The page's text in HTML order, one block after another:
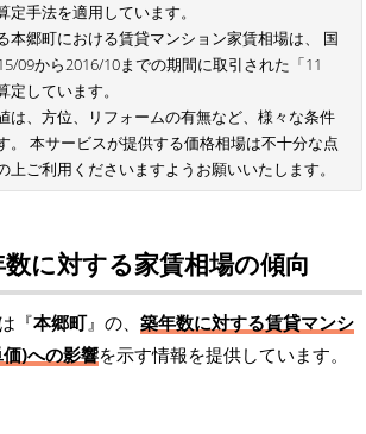
手法を適用しています。
本郷町における賃貸マンション家賃相場は、 国
09から2016/10までの期間に取引された「11
しています。
は、方位、リフォームの有無など、様々な条件
。 本サービスが提供する価格相場は不十分な点
上ご利用くださいますようお願いいたします。
に対する家賃相場の傾向
『本郷町』の、 築年数に対する賃貸マンシ
)への影響を示す情報を提供しています。